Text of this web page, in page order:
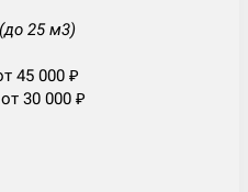
25 м3)
45 000 ₽
30 000 ₽